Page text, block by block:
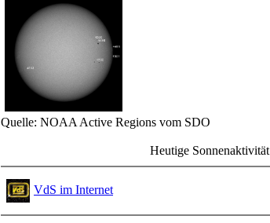
Quelle: NOAA Active Regions vom SDO
Heutige Sonnenaktivität
VdS im Internet